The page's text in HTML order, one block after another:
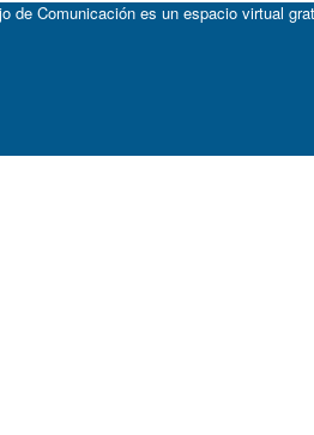
de Comunicación es un espacio virtual